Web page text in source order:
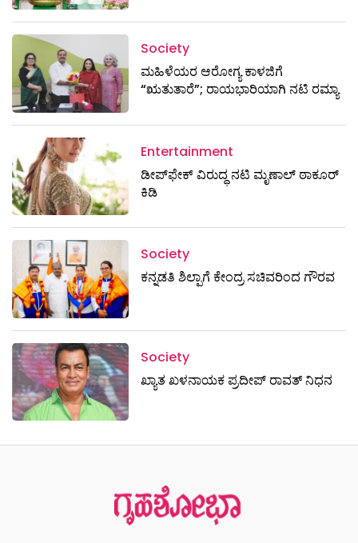
Society
ಮಹಿಳೆಯರ ಆರೋಗ್ಯ ಕಾಳಜಿಗೆ
“ಋತುತಾರೆ”; ರಾಯಭಾರಿಯಾಗಿ ನಟಿ ರಮ್ಯಾ
Entertainment
ಡೀಪ್‌ಫೇಕ್ ವಿರುದ್ಧ ನಟಿ ಮೃಣಾಲ್ ಠಾಕೂರ್
ಕಿಡಿ
Society
ಕನ್ನಡತಿ ಶಿಲ್ಪಾಗೆ ಕೇಂದ್ರ ಸಚಿವರಿಂದ ಗೌರವ
Society
ಖ್ಯಾತ ಖಳನಾಯಕ ಪ್ರದೀಪ್ ರಾವತ್‌ ನಿಧನ